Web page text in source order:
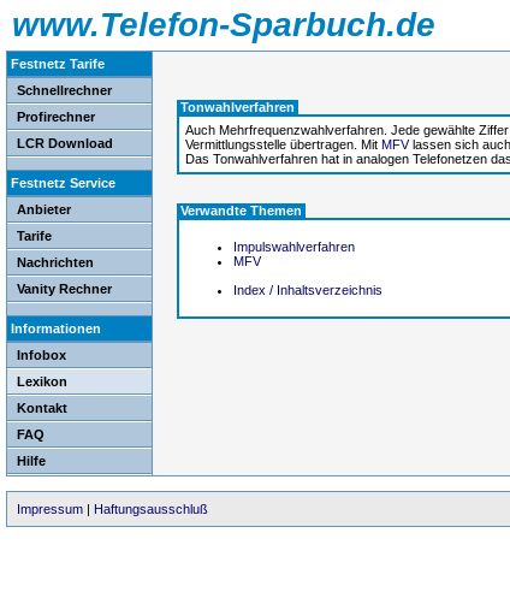
www.Telefon-Sparbuch.de
Festnetz Tarife
Schnellrechner
Profirechner
LCR Download
Festnetz Service
Anbieter
Tarife
Nachrichten
Vanity Rechner
Informationen
Infobox
Lexikon
Kontakt
FAQ
Hilfe
Tonwahlverfahren
Auch Mehrfrequenzwahlverfahren. Jede gewählte
Vermittlungsstelle übertragen. Mit MFVlassen sich
Das Tonwahlverfahren hat in analogen Telefonetzen
Verwandte Themen
Impulswahlverfahren
MFV
Index / Inhaltsverzeichnis
Impressum | Haftungsausschluß